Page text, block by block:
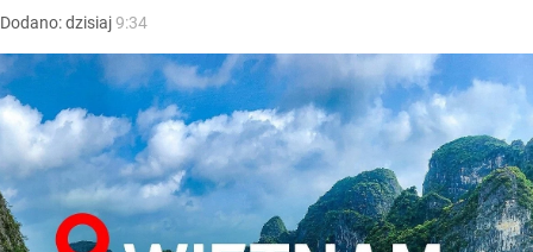
Dodano:dzisiaj9:34